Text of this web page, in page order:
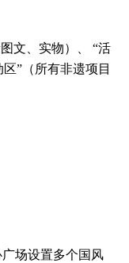
文、实物）、 “活
”（所有非遗项目
场设置多个国风